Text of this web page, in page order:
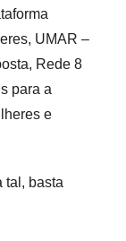
UMAR –
Rede 8
para a
e
tal, basta